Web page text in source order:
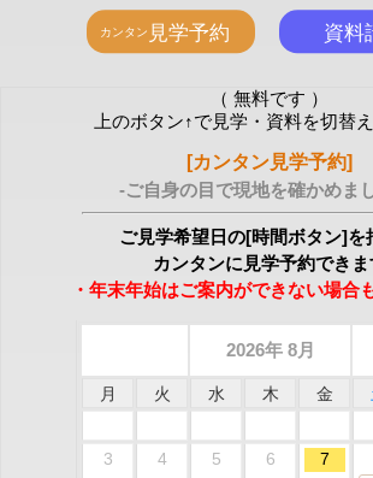
（ 無料です ）
上のボタン↑で見学・資料を切替
[カンタン見学予約]
-ご自身の目で現地を確かめま
ご見学希望日の[時間ボタン]を
カンタンに見学予約できま
・年末年始はご案内ができない場合
2026年 8月
月 火 水 木 金
3
4 5 6 7